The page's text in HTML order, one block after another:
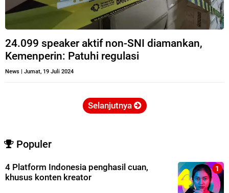
24.099 speaker aktif non-SNI diamankan,
Kemenperin: Patuhi regulasi
News | Jumat, 19 Juli 2024
Selanjutnya
Populer
4 Platform Indonesia penghasil cuan,
khusus konten kreator